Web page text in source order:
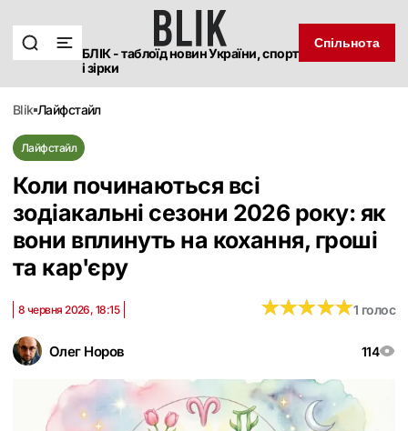
БЛІК - таблоїд новин України, спорт
і зірки
Спільнота
blik лайфстайл
Лайфстайл
Коли починаються всі
зодіакальні сезони 2026 року: як
вони вплинуть на кохання, гроші
та кар'єру
Олег Норов 114
8 червня 2026, 18:15 ★★★★★
★★★★★1 голос